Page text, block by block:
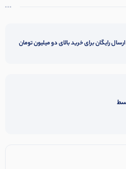
نمایشگر از نوع تک خطی و تک رنگ، پشتیبانی از ۱۲ عدد کارکتر و نمایش محاسبات تا ۱۱۲ مرحله قبل قابلیت
ارسال رایگان برای خرید بالای دو میلیون تومان